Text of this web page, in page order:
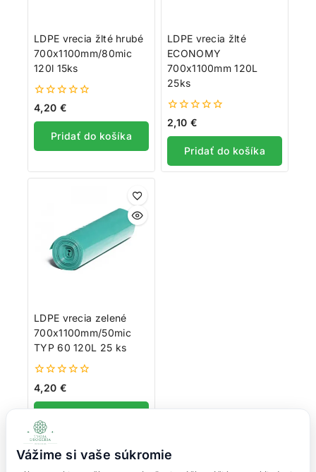
LDPE vrecia žlté hrubé
700x1100mm/80mic
120l 15ks
0
5
4,20 €
Pridať do košíka
LDPE vrecia žlté
ECONOMY
700x1100mm 120L
25ks
0
5
2,10 €
Pridať do košíka
LDPE vrecia zelené
700x1100mm/50mic
TYP 60 120L 25 ks
0
5
4,20 €
Vážime si vaše súkromie